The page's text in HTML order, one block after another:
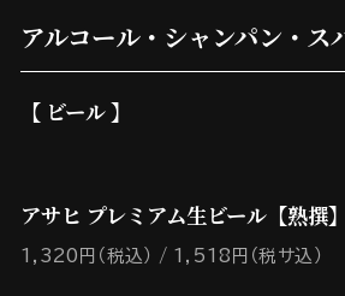
アルコール・シャンパン・ス
【 ビール 】
アサヒ プレミアム生ビール【熟撰
1,320円（税込） 1,518円（税サ込）